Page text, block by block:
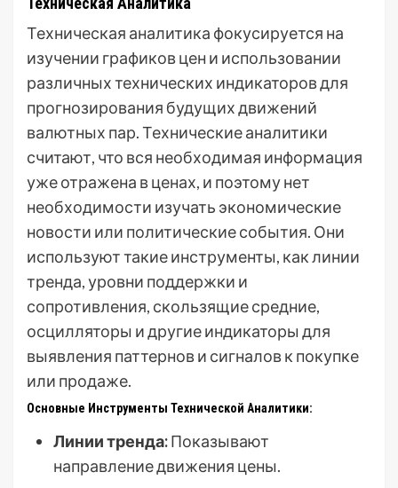
Техническая аналитика фокусируется на
изучении графиков цен и использовании
различных технических индикаторов для
прогнозирования будущих движений
валютных пар. Технические аналитики
считают, что вся необходимая информация
уже отражена в ценах, и поэтому нет
необходимости изучать экономические
новости или политические события. Они
используют такие инструменты, как линии
тренда, уровни поддержки и
сопротивления, скользящие средние,
осцилляторы и другие индикаторы для
выявления паттернов и сигналов к покупке
или продаже.
Основные Инструменты Технической Аналитики:
Линии тренда:Показывают
направление движения цены.